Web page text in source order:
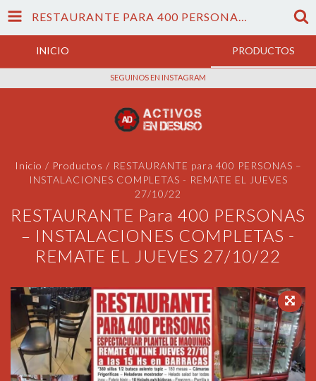
RESTAURANTE PARA 400 PERSONAS – INSTALACIONES COMPLETAS - REMATE EL JUEVES 27/10/22
INICIO PRODUCTOS
SEGUINOS EN INSTAGRAM
Inicio / Productos / RESTAURANTE para 400 PERSONAS –
INSTALACIONES COMPLETAS - REMATE EL JUEVES
27/10/22
RESTAURANTE Para 400 PERSONAS
– INSTALACIONES COMPLETAS -
REMATE EL JUEVES 27/10/22